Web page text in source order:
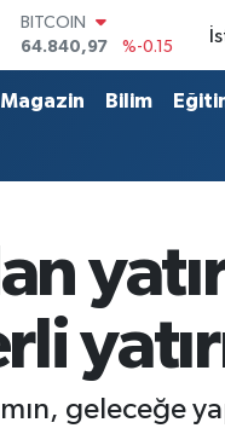
DOLAR
47,7436
%0.18
EURO
55,2510
%0.32
BITCOIN
64.840,97
%-0.15
Magazin Bilim
geleceğe